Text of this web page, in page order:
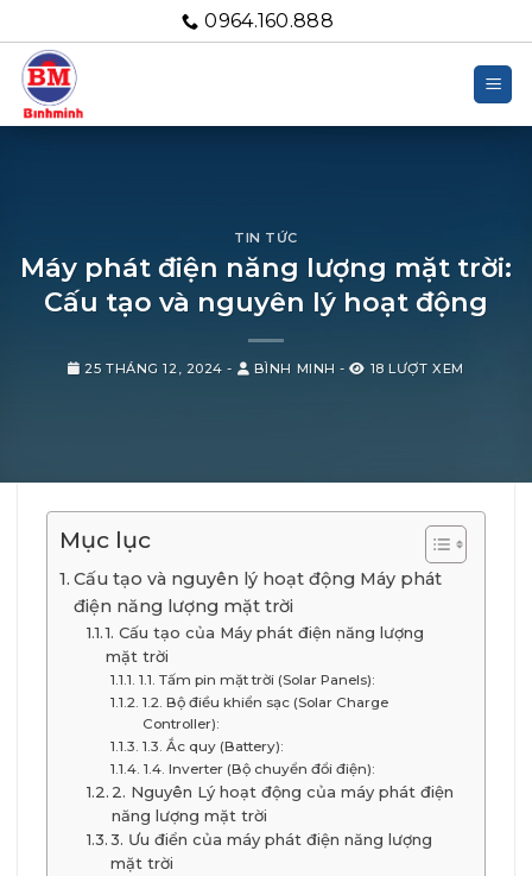
qua
nội
dung
0964.160.888
TIN TỨC
Máy phát điện năng lượng mặt trời:
Cấu tạo và nguyên lý hoạt động
25 THÁNG 12, 2024 - BÌNH MINH - 18 LƯỢT XEM
Mục lục
Cấu tạo và nguyên lý hoạt động Máy phát
điện năng lượng mặt trời
1. Cấu tạo của Máy phát điện năng lượng
mặt trời
1.1. Tấm pin mặt trời (Solar Panels):
1.2. Bộ điều khiển sạc (Solar Charge
Controller):
1.3. Ắc quy (Battery):
1.4. Inverter (Bộ chuyển đổi điện):
2. Nguyên Lý hoạt động của máy phát điện
năng lượng mặt trời
3. Ưu điển của máy phát điện năng lượng
mặt trời